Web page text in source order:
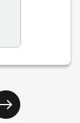
Weiter